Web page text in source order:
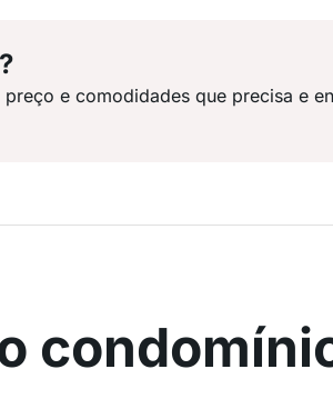
e comodidades que precisa e